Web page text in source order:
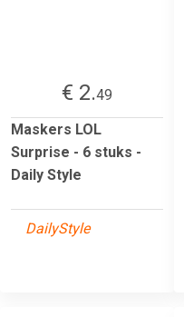
€ 2.49
Maskers LOL
Surprise - 6 stuks -
Daily Style
DailyStyle